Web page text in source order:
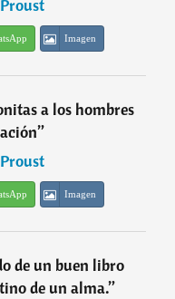
Imagen
a los hombres
”
Imagen
de un buen libro
de un alma.”